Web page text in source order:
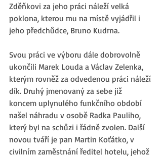
Zděňkovi za jeho práci náleží velká
poklona, kterou mu na místě vyjádřil i
jeho předchůdce, Bruno Kudrna.
Svou práci ve výboru dále dobrovolně
ukončili Marek Louda a Václav Zelenka,
kterým rovněž za odvedenou práci náleží
dík. Druhý jmenovaný za sebe již
koncem uplynulého funkčního období
našel náhradu v osobě Radka Pauliho,
který byl na schůzi i řádně zvolen. Další
novou tváří je pan Martin Koťátko, v
civilním zaměstnání ředitel hotelu, jehož